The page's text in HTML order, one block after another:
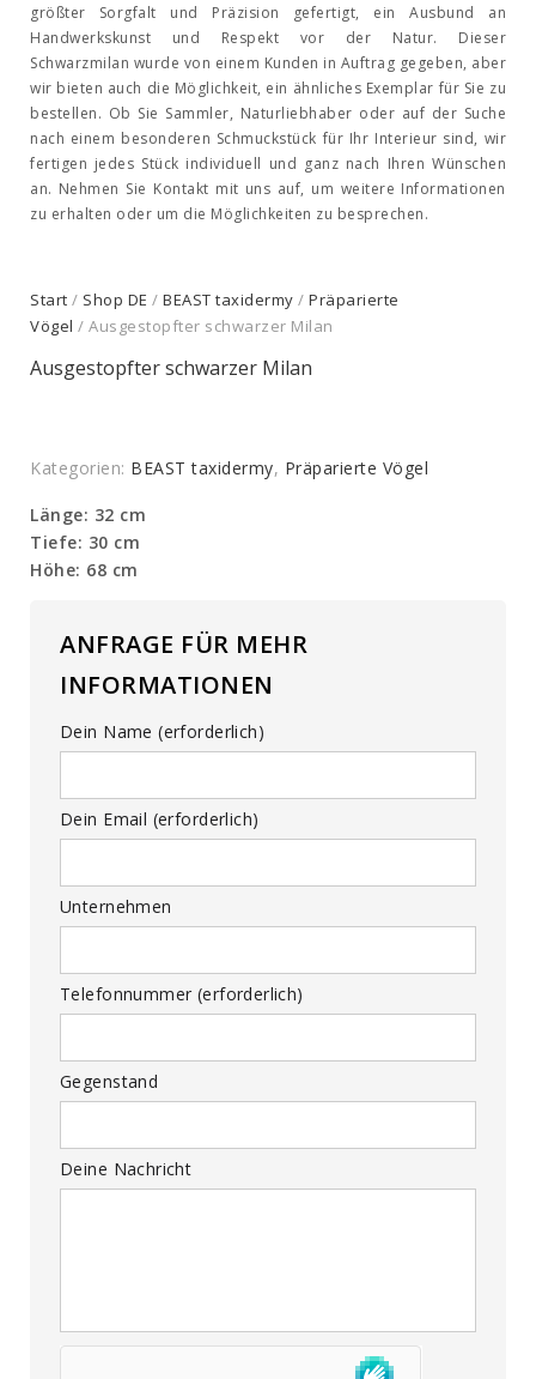
größter Sorgfalt und Präzision gefertigt, ein Ausbund an
Handwerkskunst und Respekt vor der Natur. Dieser
Schwarzmilan wurde von einem Kunden in Auftrag gegeben, aber
wir bieten auch die Möglichkeit, ein ähnliches Exemplar für Sie zu
bestellen. Ob Sie Sammler, Naturliebhaber oder auf der Suche
nach einem besonderen Schmuckstück für Ihr Interieur sind, wir
fertigen jedes Stück individuell und ganz nach Ihren Wünschen
an. Nehmen Sie Kontakt mit uns auf, um weitere Informationen
zu erhalten oder um die Möglichkeiten zu besprechen.
Start / Shop DE / BEAST taxidermy / Präparierte
Vögel / Ausgestopfter schwarzer Milan
Ausgestopfter schwarzer Milan
Kategorien: BEAST taxidermy, Präparierte Vögel
Länge: 32 cm
Tiefe: 30 cm
Höhe: 68 cm
ANFRAGE FÜR MEHR
INFORMATIONEN
Dein Name (erforderlich)
Dein Email (erforderlich)
Unternehmen
Telefonnummer (erforderlich)
Gegenstand
Deine Nachricht